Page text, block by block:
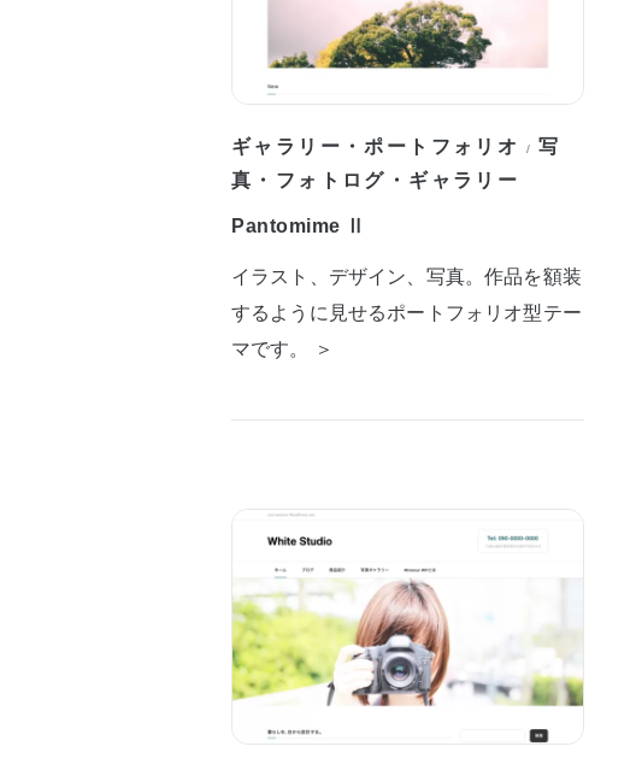
ギャラリー・ポートフォリオ /写
真・フォトログ・ギャラリー
Pantomime Ⅱ
イラスト、デザイン、写真。作品を額装
するように見せるポートフォリオ型テー
マです。 ＞